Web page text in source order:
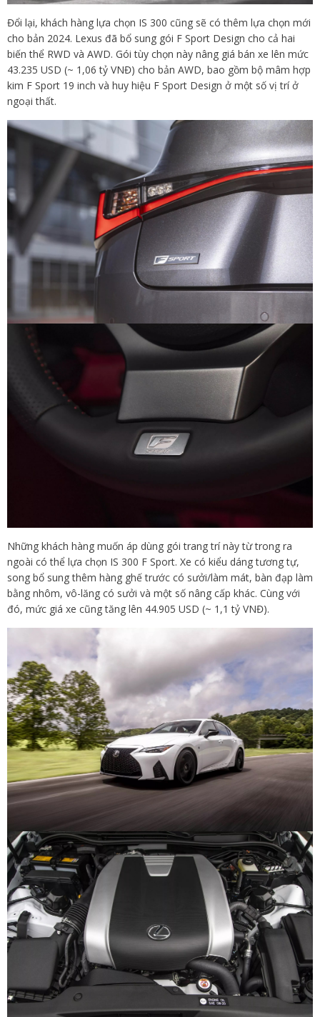
Đổi lại, khách hàng lựa chọn IS 300 cũng sẽ có thêm lựa chọn mới
cho bản 2024. Lexus đã bổ sung gói F Sport Design cho cả hai
biến thể RWD và AWD. Gói tùy chọn này nâng giá bán xe lên mức
43.235 USD (~ 1,06 tỷ VNĐ) cho bản AWD, bao gồm bộ mâm hợp
kim F Sport 19 inch và huy hiệu F Sport Design ở một số vị trí ở
ngoại thất.
Những khách hàng muốn áp dùng gói trang trí này từ trong ra
ngoài có thể lựa chọn IS 300 F Sport. Xe có kiểu dáng tương tự,
song bổ sung thêm hàng ghế trước có sưởi/làm mát, bàn đạp làm
bằng nhôm, vô-lăng có sưởi và một số nâng cấp khác. Cùng với
đó, mức giá xe cũng tăng lên 44.905 USD (~ 1,1 tỷ VNĐ).